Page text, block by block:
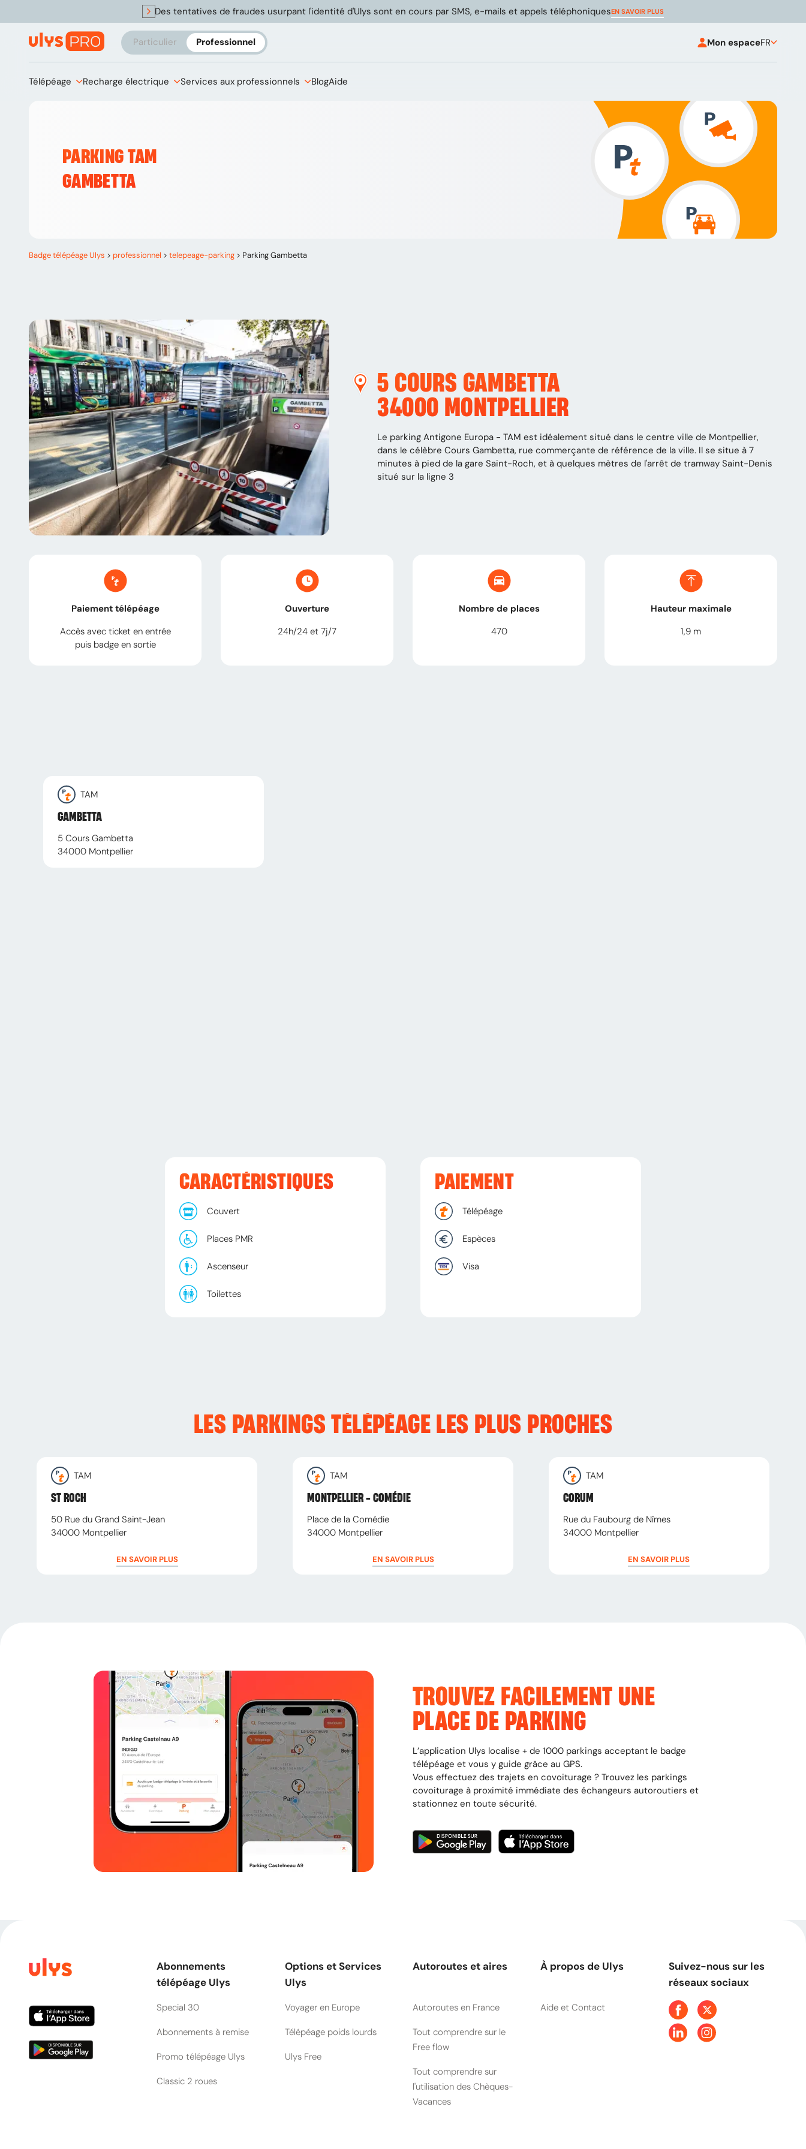
Des tentatives de fraudes usurpant l'identité d'Ulys sont en cours par SMS, e-mails et appels téléphoniquesEN SAVOIR PLUS
Particulier Professionnel Mon espaceFR
Télépéage Recharge électrique Services aux professionnels BlogAide
PARKING TAM
GAMBETTA
Badge télépéage Ulys > professionnel > telepeage-parking > Parking Gambetta
5 COURS GAMBETTA
34000 MONTPELLIER
Le parking Antigone Europa - TAM est idéalement situé dans le centre ville de Montpellier,
dans le célèbre Cours Gambetta, rue commerçante de référence de la ville. Il se situe à 7
minutes à pied de la gare Saint-Roch, et à quelques mètres de l'arrêt de tramway Saint-Denis
situé sur la ligne 3
Paiement télépéage
Accès avec ticket en entrée
puis badge en sortie
Ouverture
24h/24 et 7j/7
Nombre de places
470
Hauteur maximale
1,9 m
TAM
GAMBETTA
5 Cours Gambetta
34000 Montpellier
CARACTÉRISTIQUES
Couvert
Places PMR
Ascenseur
Toilettes
PAIEMENT
Télépéage
Espèces
Visa
LES PARKINGS TÉLÉPÉAGE LES PLUS PROCHES
TAM
ST ROCH
50 Rue du Grand Saint-Jean
34000 Montpellier
EN SAVOIR PLUS
TAM
MONTPELLIER - COMÉDIE
Place de la Comédie
34000 Montpellier
EN SAVOIR PLUS
TAM
CORUM
Rue du Faubourg de Nîmes
34000 Montpellier
EN SAVOIR PLUS
TROUVEZ FACILEMENT UNE
PLACE DE PARKING
L’application Ulys localise + de 1000 parkings acceptant le badge
télépéage et vous y guide grâce au GPS.
Vous effectuez des trajets en covoiturage ? Trouvez les parkings
covoiturage à proximité immédiate des échangeurs autoroutiers et
stationnez en toute sécurité.
Abonnements
télépéage Ulys
Special 30
Abonnements à remise
Promo télépéage Ulys
Classic 2 roues
Options et Services
Ulys
Voyager en Europe
Télépéage poids lourds
Ulys Free
Autoroutes et aires
Autoroutes en France
Tout comprendre sur le
Free flow
Tout comprendre sur
l'utilisation des Chèques-
Vacances
À propos de Ulys
Aide et Contact
Suivez-nous sur les
réseaux sociaux